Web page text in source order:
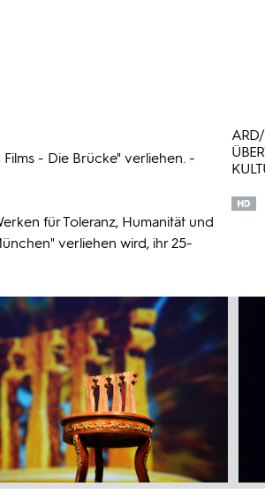
- Die Brücke" verliehen. -
für Toleranz, Humanität und
verliehen wird, ihr 25-